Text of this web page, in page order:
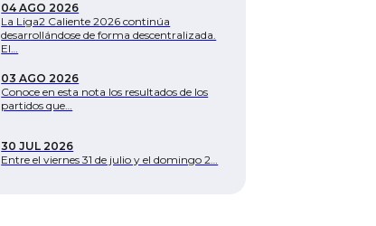
04 AGO 2026
La Liga2 Caliente 2026 continúa
desarrollándose de forma descentralizada.
El…
03 AGO 2026
Conoce en esta nota los resultados de los
partidos que…
30 JUL 2026
Entre el viernes 31 de julio y el domingo 2…